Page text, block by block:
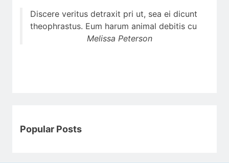
Discere veritus detraxit pri ut, sea ei dicunt
theophrastus. Eum harum animal debitis cu
Melissa Peterson
Popular Posts